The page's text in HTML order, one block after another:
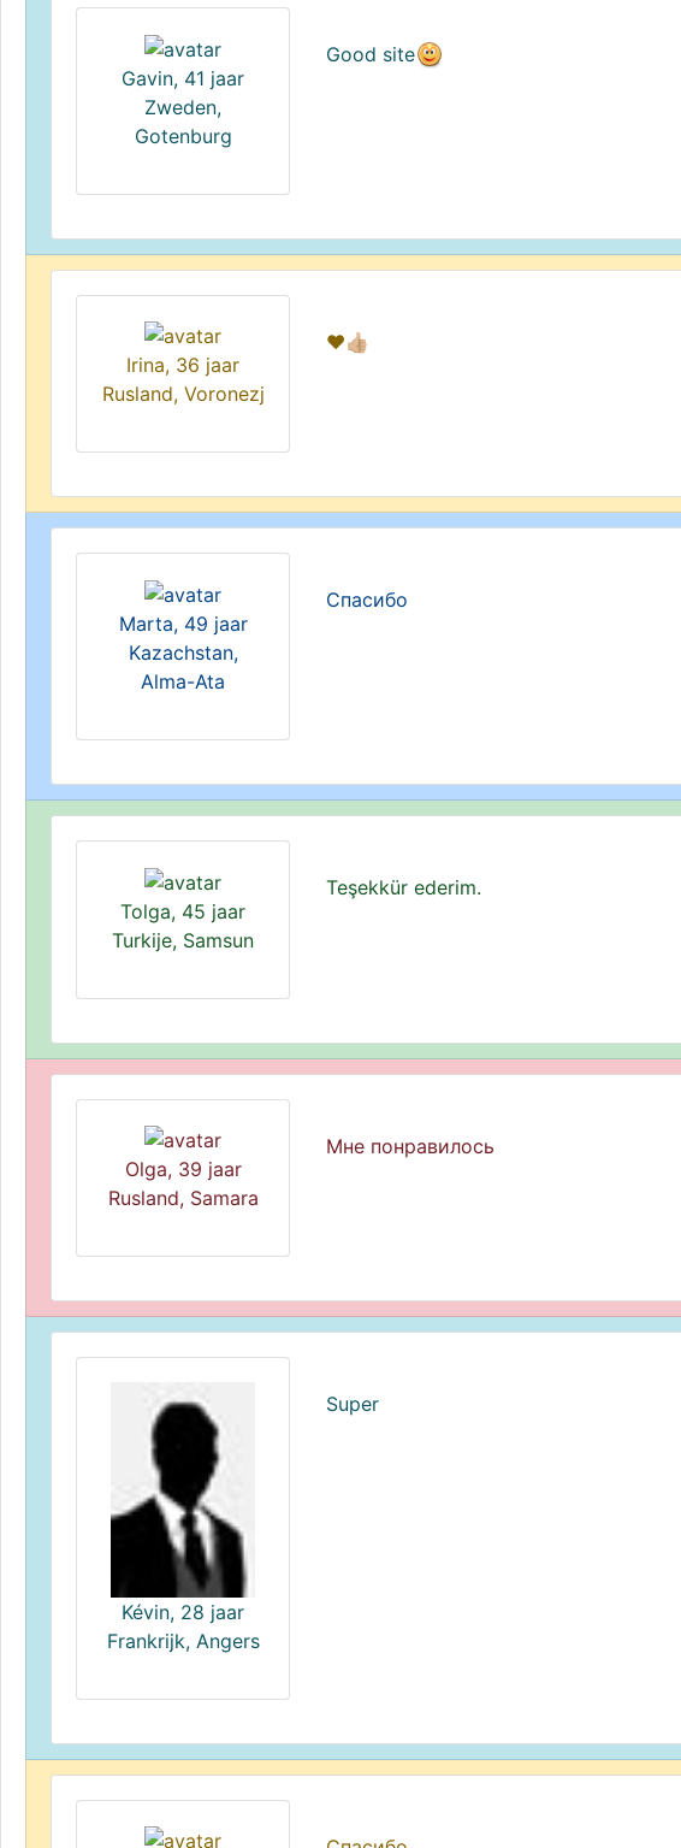
Gavin, 41 jaar
Zweden,
Gotenburg
Good site
Irina, 36 jaar
Rusland, Voronezj
❤️👍🏼
Marta, 49 jaar
Kazachstan,
Alma-Ata
Спасибо
Tolga, 45 jaar
Turkije, Samsun
Teşekkür ederim.
Olga, 39 jaar
Rusland, Samara
Мне понравилось
Kévin, 28 jaar
Frankrijk, Angers
Super